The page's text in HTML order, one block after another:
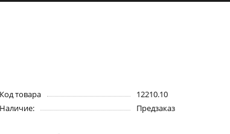
Код товара
12210.10
Наличие:
Предзаказ